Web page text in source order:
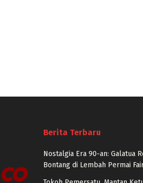
Berita Terbaru
Nostalgia Era 90-an: Galatua
Bontang di Lembah Permai